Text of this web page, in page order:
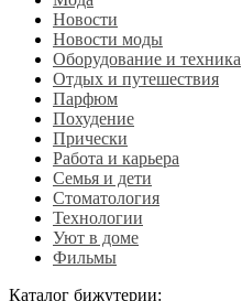
Новости
Новости моды
Оборудование и техника
Отдых и путешествия
Парфюм
Похудение
Прически
Работа и карьера
Семья и дети
Стоматология
Технологии
Уют в доме
Фильмы
Каталог бижутерии: